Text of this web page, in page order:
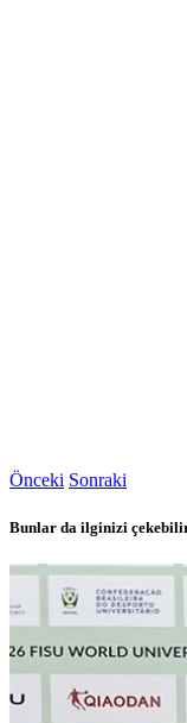
Önceki Sonraki
Bunlar da ilginizi